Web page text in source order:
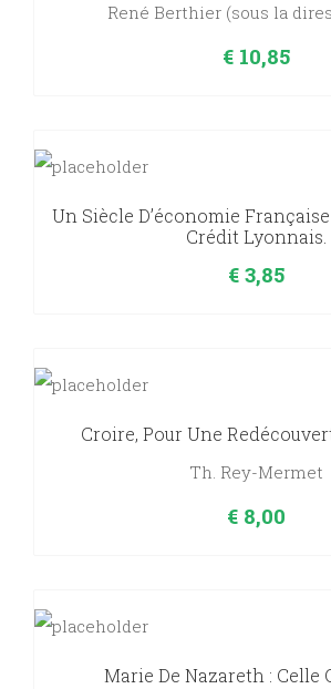
René Berthier (sous la
€ 10,85
Un Siècle D’économie Française
Crédit Lyonnais.
€ 3,85
Croire, Pour Une
Th. Rey-Mermet
€ 8,00
Marie De Nazareth : Celle